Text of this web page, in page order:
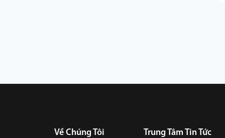
Về Chúng Tôi Trung Tâm Tin Tức